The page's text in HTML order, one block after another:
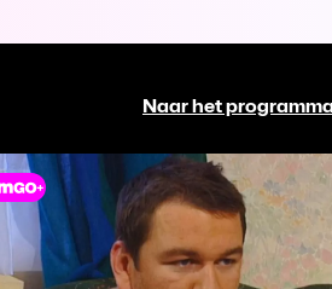
Naar het